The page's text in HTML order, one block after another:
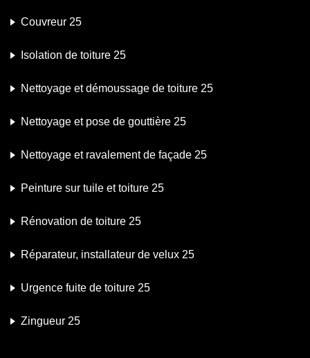
Couvreur 25
Isolation de toiture 25
Nettoyage et démoussage de toiture 25
Nettoyage et pose de gouttière 25
Nettoyage et ravalement de façade 25
Peinture sur tuile et toiture 25
Rénovation de toiture 25
Réparateur, installateur de velux 25
Urgence fuite de toiture 25
Zingueur 25